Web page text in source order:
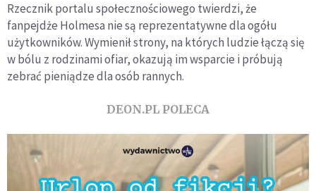
Rzecznik portalu społecznościowego twierdzi, że
fanpejdże Holmesa nie są reprezentatywne dla ogółu
użytkowników. Wymienił strony, na których ludzie łączą się
w bólu z rodzinami ofiar, okazują im wsparcie i próbują
zebrać pieniądze dla osób rannych.
DEON.PL POLECA